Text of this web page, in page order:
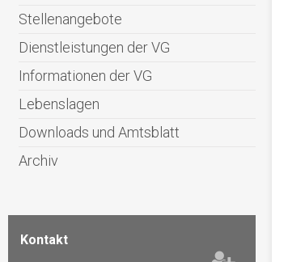
Stellenangebote
Dienstleistungen der VG
Informationen der VG
Lebenslagen
Downloads und Amtsblatt
Archiv
Kontakt